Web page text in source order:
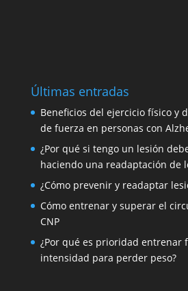
Últimas entradas
Beneficios del ejercicio físico y
de fuerza en personas con
¿Por qué si tengo un lesión
haciendo una readaptación de
¿Cómo prevenir y readaptar
Cómo entrenar y superar el
CNP
¿Por qué es prioridad entrenar
intensidad para perder peso?